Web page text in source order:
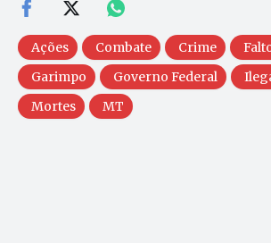
Ações Combate Crime
Garimpo
Governo Federal
Mortes
MT